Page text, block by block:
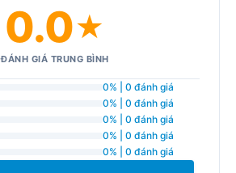
0.0★
ĐÁNH GIÁ TRUNG BÌNH
0% | 0 đánh giá
0% | 0 đánh giá
0% | 0 đánh giá
0% | 0 đánh giá
0% | 0 đánh giá